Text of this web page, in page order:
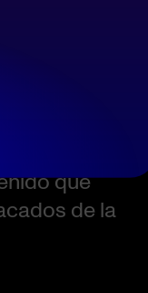
con sus
que
de la